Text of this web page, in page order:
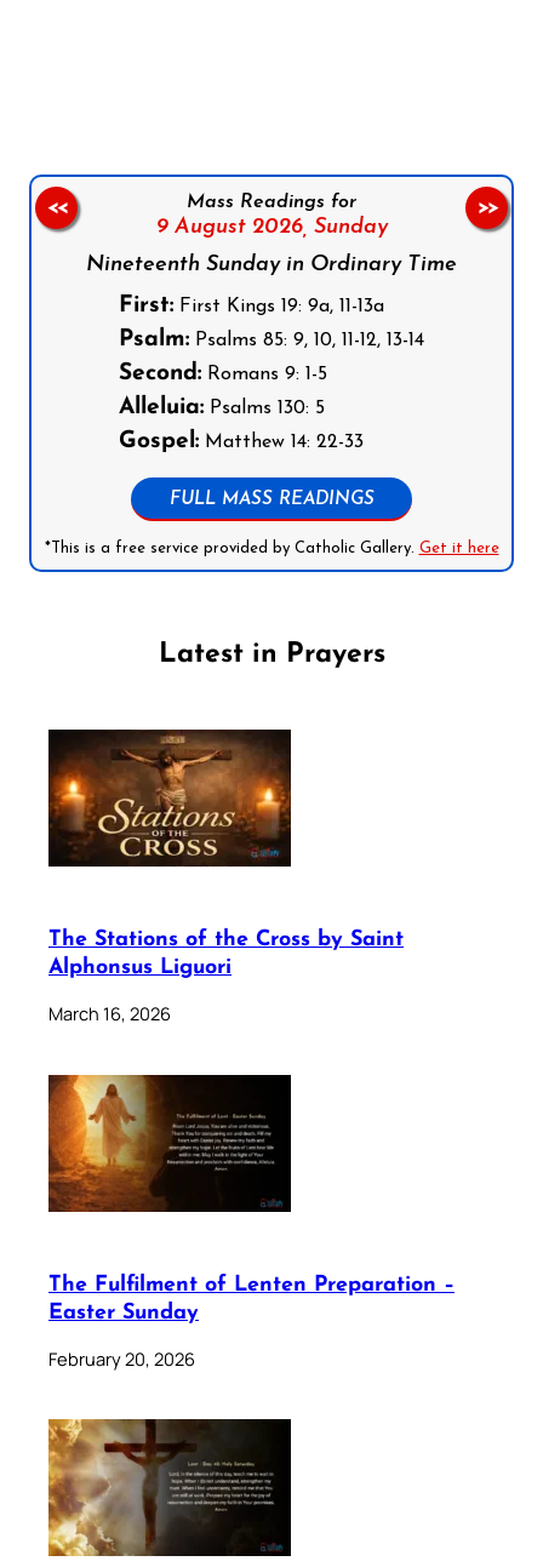
Mass Readings for
9 August 2026, Sunday
Nineteenth Sunday in Ordinary Time
First: First Kings 19: 9a, 11-13a
Psalm: Psalms 85: 9, 10, 11-12, 13-14
Second: Romans 9: 1-5
Alleluia: Psalms 130: 5
Gospel: Matthew 14: 22-33
FULL MASS READINGS
*This is a free service provided by Catholic Gallery. Get it here
<< >>
Latest in Prayers
The Stations of the Cross by Saint
Alphonsus Liguori
March 16, 2026
The Fulfilment of Lenten Preparation –
Easter Sunday
February 20, 2026